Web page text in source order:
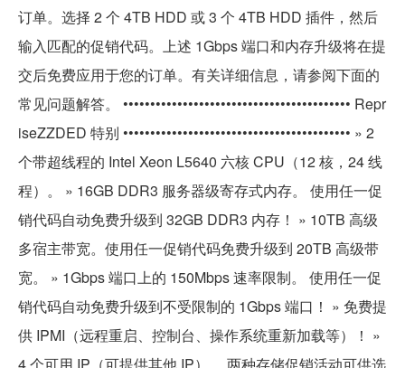
订单。选择 2 个 4TB HDD 或 3 个 4TB HDD 插件，然后
输入匹配的促销代码。上述 1Gbps 端口和内存升级将在提
交后免费应用于您的订单。有关详细信息，请参阅下面的
常见问题解答。 •••••••••••••••••••••••••••••••••••••••••• Repr
iseZZDED 特别 •••••••••••••••••••••••••••••••••••••••••• » 2
个带超线程的 Intel Xeon L5640 六核 CPU（12 核，24 线
程）。 » 16GB DDR3 服务器级寄存式内存。 使用任一促
销代码自动免费升级到 32GB DDR3 内存！ » 10TB 高级
多宿主带宽。使用任一促销代码免费升级到 20TB 高级带
宽。 » 1Gbps 端口上的 150Mbps 速率限制。 使用任一促
销代码自动免费升级到不受限制的 1Gbps 端口！ » 免费提
供 IPMI（远程重启、控制台、操作系统重新加载等）！ »